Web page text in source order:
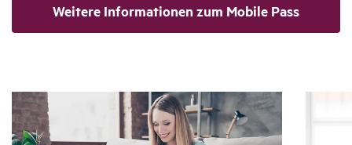
Weitere Informationen zum Mobile Pass